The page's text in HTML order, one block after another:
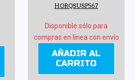
HORQSUSP567
Disponible sólo para
compras en línea con envío
AÑADIR AL
CARRITO